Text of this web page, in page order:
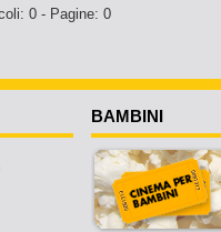
0 - Pagine: 0
BAMBINI